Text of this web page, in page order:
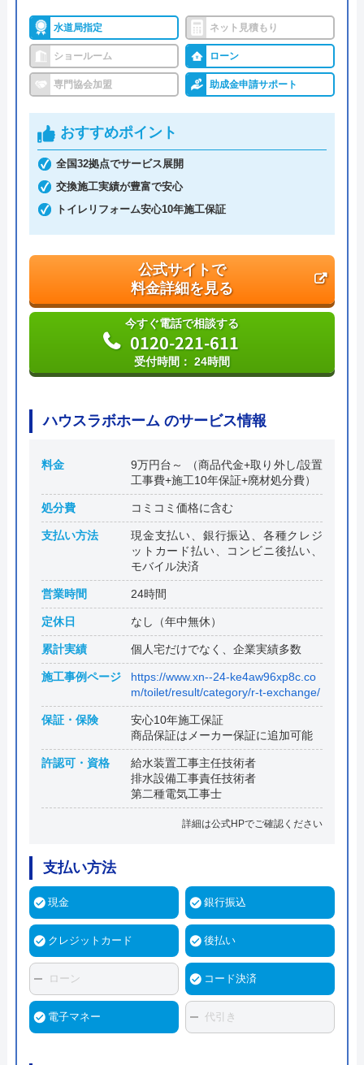
水道局指定 ネット見積もり
ショールーム ローン
専門協会加盟 助成金申請サポート
おすすめポイント
全国32拠点でサービス展開
交換施工実績が豊富で安心
トイレリフォーム安心10年施工保証
公式サイトで
料金詳細を見る
今すぐ電話で相談する
0120-221-611
受付時間： 24時間
ハウスラボホーム のサービス情報
料金
9万円台～ （商品代金+取り外し/設置
工事費+施工10年保証+廃材処分費）
処分費 コミコミ価格に含む
支払い方法
現金支払い、銀行振込、各種クレジ
ットカード払い、コンビニ後払い、
モバイル決済
営業時間 24時間
定休日 なし（年中無休）
累計実績 個人宅だけでなく、企業実績多数
施工事例ページ
https://www.xn--24-ke4aw96xp8c.co
m/toilet/result/category/r-t-exchange/
保証・保険
安心10年施工保証
商品保証はメーカー保証に追加可能
許認可・資格
給水装置工事主任技術者
排水設備工事責任技術者
第二種電気工事士
詳細は公式HPでご確認ください
支払い方法
現金 銀行振込
クレジットカード 後払い
ローン コード決済
電子マネー 代引き